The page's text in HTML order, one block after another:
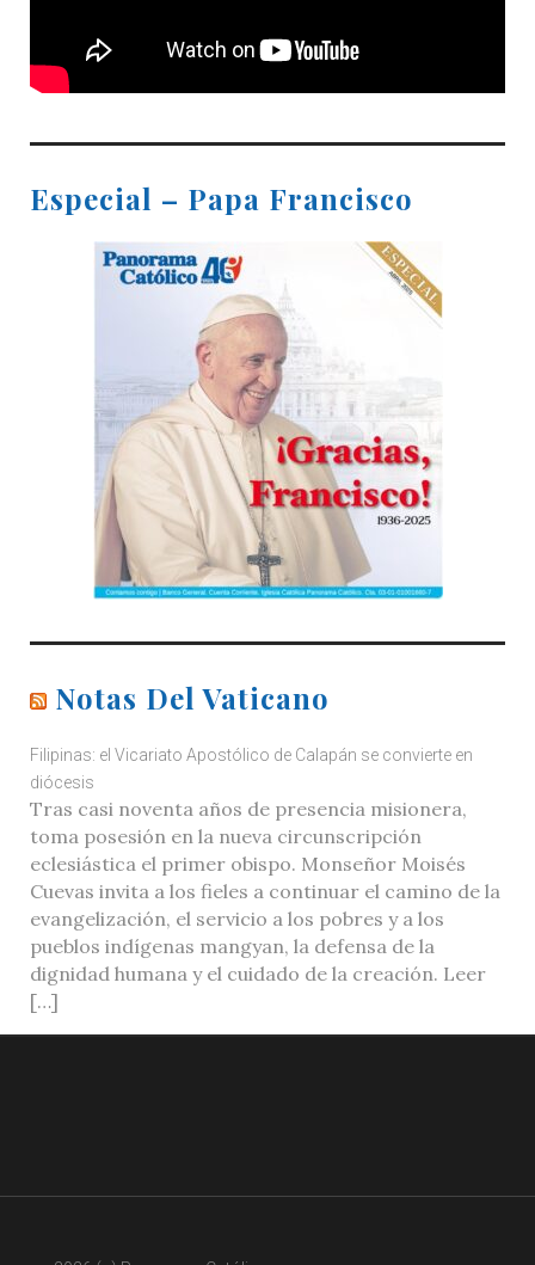
Especial – Papa Francisco
Notas Del Vaticano
Filipinas: el Vicariato Apostólico de Calapán se convierte en
diócesis
Tras casi noventa años de presencia misionera,
toma posesión en la nueva circunscripción
eclesiástica el primer obispo. Monseñor Moisés
Cuevas invita a los fieles a continuar el camino de la
evangelización, el servicio a los pobres y a los
pueblos indígenas mangyan, la defensa de la
dignidad humana y el cuidado de la creación. Leer
[…]